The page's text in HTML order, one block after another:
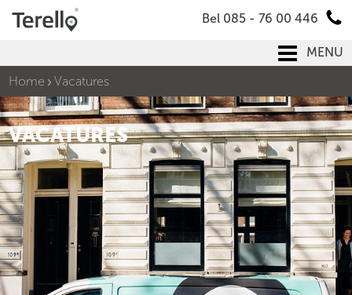
Bel 085 - 76 00 446
MENU
Home
Vacatures
VACATURES